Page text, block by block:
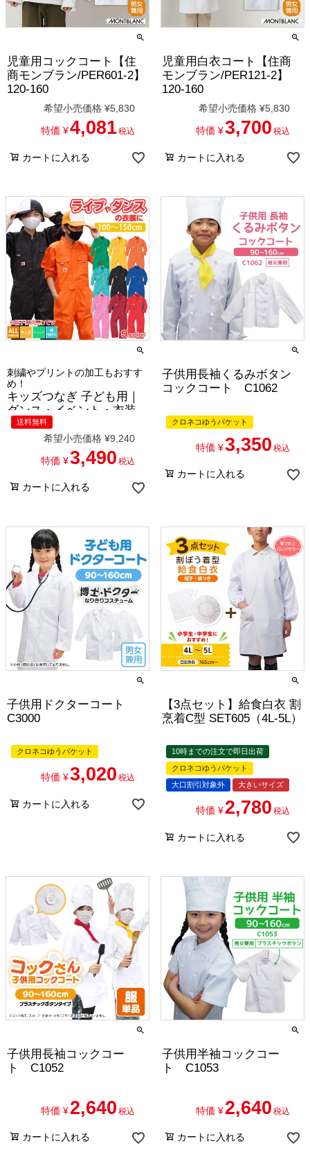
児童用コックコート【住
商モンブラン/PER601-2】
120-160
希望小売価格 ¥5,830
特価 ¥4,081税込
カートに入れる
児童用白衣コート【住商
モンブラン/PER121-2】
120-160
希望小売価格 ¥5,830
特価 ¥3,700 税込
カートに入れる
刺繍やプリントの加工もおすす
め！
キッズつなぎ 子ども用｜
ダンス・イベント・衣装
におすすめ｜キッズツナ
ギ[桑和/9009]
送料無料
希望小売価格 ¥9,240
特価 ¥3,490 税込
カートに入れる
子供用長袖くるみボタン
コックコート C1062
クロネコゆうパケット
特価 ¥3,350 税込
カートに入れる
子供用ドクターコート
C3000
クロネコゆうパケット
特価 ¥3,020 税込
カートに入れる
【3点セット】給食白衣 割
烹着C型 SET605（4L-5L）
10時までの注文で即日出荷
クロネコゆうパケット
大口割引対象外
大きいサイズ
特価 ¥ 2,780 税込
カートに入れる
子供用長袖コックコー
ト C1052
特価 ¥ 2,640 税込
カートに入れる
子供用半袖コックコー
ト C1053
特価 ¥ 2,640 税込
カートに入れる